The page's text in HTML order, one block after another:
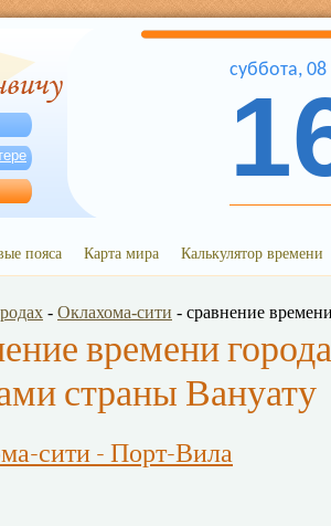
суббота, 08
пояса Карта мира Калькулятор времени
- Оклахома-сити - сравнение
времени
страны Вануату
сити - Порт-Вила